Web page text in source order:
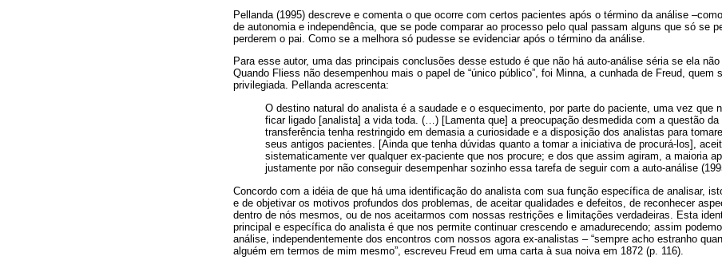
Pellanda (1995) descreve e comenta o que ocorre com certos pacientes após o término da análise –
de autonomia e independência, que se pode comparar ao processo pelo qual passam alguns que só se
perderem o pai. Como se a melhora só pudesse se evidenciar após o término da análise.
Para esse autor, uma das principais conclusões desse estudo é que não há auto-análise séria se ela
Quando Fliess não desempenhou mais o papel de “único público”, foi Minna, a cunhada de Freud, quem
privilegiada. Pellanda acrescenta:
O destino natural do analista é a saudade e o esquecimento, por parte do paciente, uma vez que
ficar ligado [analista] a vida toda. (…) [Lamenta que] a preocupação desmedida com a questão da
transferência tenha restringido em demasia a curiosidade e a disposição dos analistas para
seus antigos pacientes. [Ainda que tenha dúvidas quanto a tomar a iniciativa de procurá-los],
sistematicamente ver qualquer ex-paciente que nos procure; e dos que assim agiram, a maioria
justamente por não conseguir desempenhar sozinho essa tarefa de seguir com a auto-análise
Concordo com a idéia de que há uma identificação do analista com sua função específica de analisar,
e de objetivar os motivos profundos dos problemas, de aceitar qualidades e defeitos, de reconhecer
dentro de nós mesmos, ou de nos aceitarmos com nossas restrições e limitações verdadeiras. Esta
principal e específica do analista é que nos permite continuar crescendo e amadurecendo; assim
análise, independentemente dos encontros com nossos agora ex-analistas – “sempre acho estranho
alguém em termos de mim mesmo”, escreveu Freud em uma carta à sua noiva em 1872 (p. 116).